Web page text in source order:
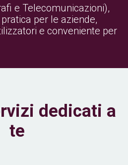
e Telecomunicazioni),
per le aziende,
e conveniente per
dedicati a
te